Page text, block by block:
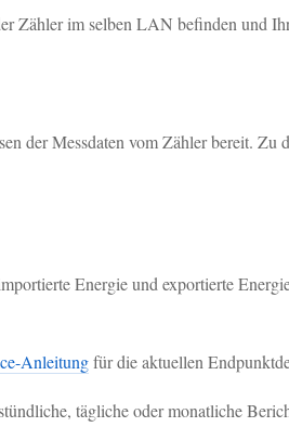
Zähler im selben LAN befinden und
Messdaten vom Zähler bereit. Zu
Energie und exportierte
Anleitungfür die aktuellen
tägliche oder monatliche